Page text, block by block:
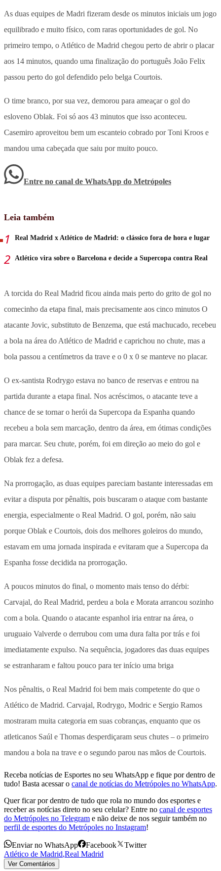
As duas equipes de Madri fizeram desde os minutos iniciais um jogo
equilibrado e muito físico, com raras oportunidades de gol. No
primeiro tempo, o Atlético de Madrid chegou perto de abrir o placar
aos 14 minutos, quando uma finalização do português João Felix
passou perto do gol defendido pelo belga Courtois.
O time branco, por sua vez, demorou para ameaçar o gol do
esloveno Oblak. Foi só aos 43 minutos que isso aconteceu.
Casemiro aproveitou bem um escanteio cobrado por Toni Kroos e
mandou uma cabeçada que saiu por muito pouco.
Entre no canal de WhatsApp do Metrópoles
Leia também
Real Madrid x Atlético de Madrid: o clássico fora de hora e lugar
Atlético vira sobre o Barcelona e decide a Supercopa contra Real
A torcida do Real Madrid ficou ainda mais perto do grito de gol no
comecinho da etapa final, mais precisamente aos cinco minutos O
atacante Jovic, substituto de Benzema, que está machucado, recebeu
a bola na área do Atlético de Madrid e caprichou no chute, mas a
bola passou a centímetros da trave e o 0 x 0 se manteve no placar.
O ex-santista Rodrygo estava no banco de reservas e entrou na
partida durante a etapa final. Nos acréscimos, o atacante teve a
chance de se tornar o herói da Supercopa da Espanha quando
recebeu a bola sem marcação, dentro da área, em ótimas condições
para marcar. Seu chute, porém, foi em direção ao meio do gol e
Oblak fez a defesa.
Na prorrogação, as duas equipes pareciam bastante interessadas em
evitar a disputa por pênaltis, pois buscaram o ataque com bastante
energia, especialmente o Real Madrid. O gol, porém, não saiu
porque Oblak e Courtois, dois dos melhores goleiros do mundo,
estavam em uma jornada inspirada e evitaram que a Supercopa da
Espanha fosse decidida na prorrogação.
A poucos minutos do final, o momento mais tenso do dérbi:
Carvajal, do Real Madrid, perdeu a bola e Morata arrancou sozinho
com a bola. Quando o atacante espanhol iria entrar na área, o
uruguaio Valverde o derrubou com uma dura falta por trás e foi
imediatamente expulso. Na sequência, jogadores das duas equipes
se estranharam e faltou pouco para ter início uma briga
Nos pênaltis, o Real Madrid foi bem mais competente do que o
Atlético de Madrid. Carvajal, Rodrygo, Modric e Sergio Ramos
mostraram muita categoria em suas cobranças, enquanto que os
atleticanos Saúl e Thomas desperdiçaram seus chutes – o primeiro
mandou a bola na trave e o segundo parou nas mãos de Courtois.
Receba notícias de Esportes no seu WhatsApp e fique por dentro de
tudo! Basta acessar o canal de notícias do Metrópoles no WhatsApp.
Quer ficar por dentro de tudo que rola no mundo dos esportes e
receber as notícias direto no seu celular? Entre no canal de esportes
do Metrópoles no Telegram e não deixe de nos seguir também no
perfil de esportes do Metrópoles no Instagram!
Enviar no WhatsApp Facebook
Twitter
Atlético de Madrid,Real Madrid
Ver Comentários